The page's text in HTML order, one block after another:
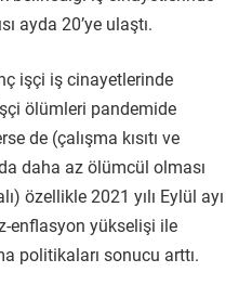
ayda 20’ye ulaştı.
işçi iş cinayetlerinde
ölümleri pandemide
de (çalışma kısıtı ve
daha az ölümcül olması
özellikle 2021 yılı Eylül ayı
enflasyon yükselişi ile
politikaları sonucu arttı.